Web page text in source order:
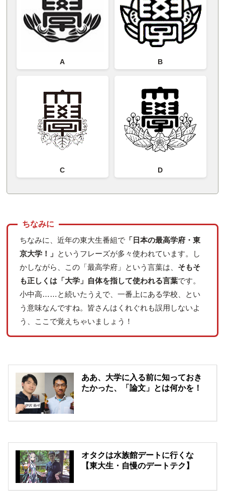
A B
C D
ちなみに、近年の東大生番組で 「日本の最高学府・東
京大学！」 というフレーズが多々使われています。し
かしながら、この「最高学府」という言葉は、 そもそ
も正しくは「大学」自体を指して使われる言葉です。
小中高……と続いたうえで、一番上にある学校、とい
う意味なんですね。皆さんはくれぐれも誤用しないよ
う、ここで覚えちゃいましょう！
ああ、大学に入る前に知っておき
たかった、「論文」とは何かを！
オタクは水族館デートに行くな
【東大生・自慢のデートテク】